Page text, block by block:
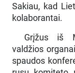
Sakiau, kad
kolaborantai.
Grįžus iš
valdžios
spaudos